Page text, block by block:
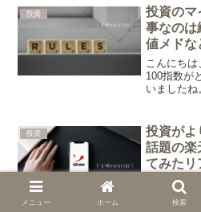
が…。MeG
っぷりあっ
投資
投資のマ
事なのは
値メドな
～
こんにちは
100指数が
いましたね
価を調整す
こと。具体
投資
投資がよ
話題の楽
てみたリ
こんにち
日、楽天
「iGrow」
メニュー ホーム 検索